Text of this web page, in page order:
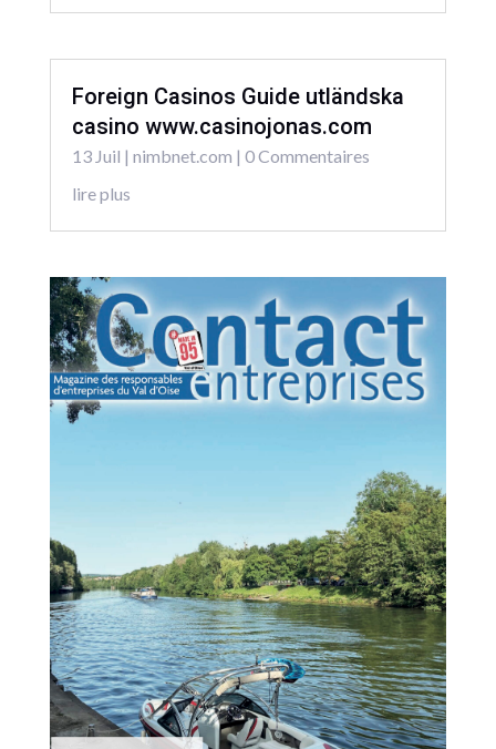
Foreign Casinos Guide utländska
casino www.casinojonas.com
13 Juil | nimbnet.com | 0 Commentaires
lire plus